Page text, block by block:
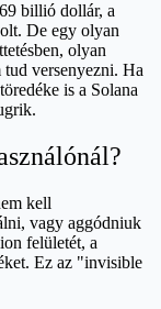
billió dollár, a
De egy olyan
olyan
versenyezni. Ha
is a Solana
kell
vagy aggódniuk
felületét, a
Ez az "invisible